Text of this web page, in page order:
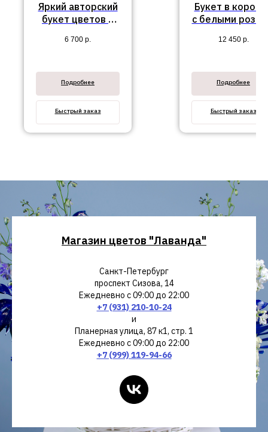
Яркий авторский
букет цветов в
оформлении
6 700 р.
Подробнее
Быстрый заказ
Букет в
с белыми
амариллисом
12 450 р.
Подробнее
Быстрый заказ
Магазин цветов "Лаванда"
Санкт-Петербург
проспект Сизова, 14
Ежедневно с 09:00 до 22:00
+7 (931) 210-10-24
и
Планерная улица, 87 к1, стр. 1
Ежедневно с 09:00 до 22:00
+7 (999) 119-94-66